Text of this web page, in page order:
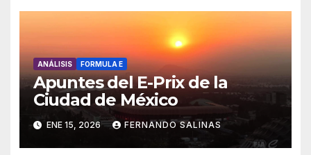
ANÁLISIS FORMULA E
Apuntes del E-Prix de la
Ciudad de México
ENE 15, 2026 FERNANDO SALINAS